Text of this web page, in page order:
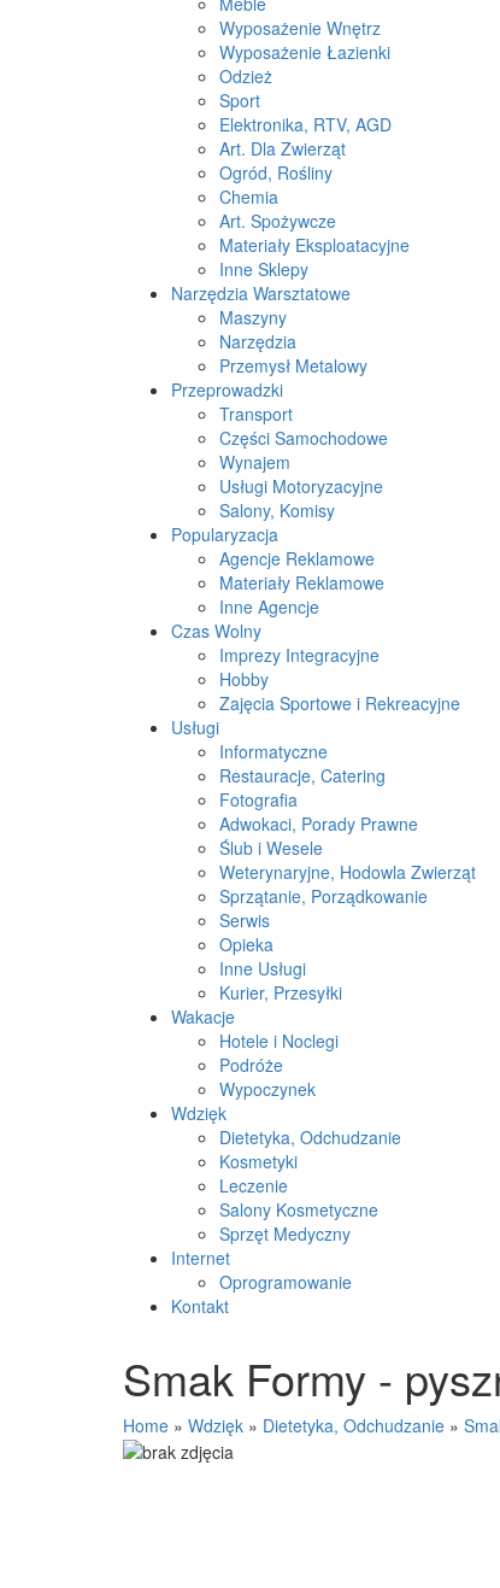
Wyposażenie Wnętrz
Wyposażenie Łazienki
Odzież
Sport
Elektronika, RTV, AGD
Art. Dla Zwierząt
Ogród, Rośliny
Chemia
Art. Spożywcze
Materiały Eksploatacyjne
Inne Sklepy
Narzędzia Warsztatowe
Maszyny
Narzędzia
Przemysł Metalowy
Przeprowadzki
Transport
Części Samochodowe
Wynajem
Usługi Motoryzacyjne
Salony, Komisy
Popularyzacja
Agencje Reklamowe
Materiały Reklamowe
Inne Agencje
Czas Wolny
Imprezy Integracyjne
Hobby
Zajęcia Sportowe i Rekreacyjne
Usługi
Informatyczne
Restauracje, Catering
Fotografia
Adwokaci, Porady Prawne
Ślub i Wesele
Weterynaryjne, Hodowla Zwierząt
Sprzątanie, Porządkowanie
Serwis
Opieka
Inne Usługi
Kurier, Przesyłki
Wakacje
Hotele i Noclegi
Podróże
Wypoczynek
Wdzięk
Dietetyka, Odchudzanie
Kosmetyki
Leczenie
Salony Kosmetyczne
Sprzęt Medyczny
Internet
Oprogramowanie
Kontakt
Smak Formy -
Home » Wdzięk » Dietetyka, Odchudzanie »